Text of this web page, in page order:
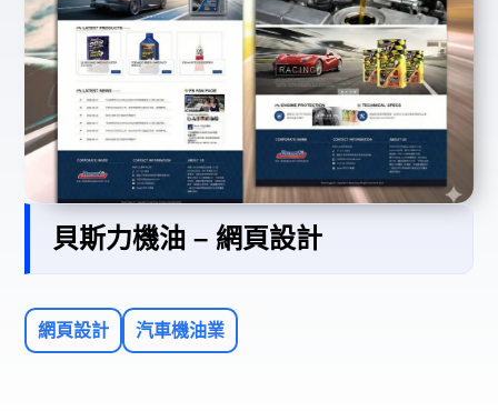
貝斯力機油 – 網頁設計
網頁設計 汽車機油業